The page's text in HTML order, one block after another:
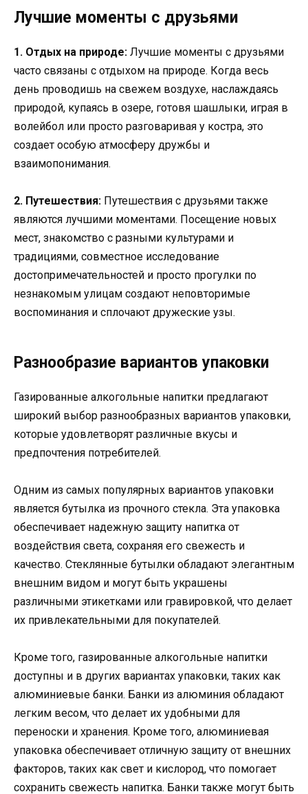
Лучшие моменты с друзьями
1. Отдых на природе: Лучшие моменты с друзьями
часто связаны с отдыхом на природе. Когда весь
день проводишь на свежем воздухе, наслаждаясь
природой, купаясь в озере, готовя шашлыки, играя в
волейбол или просто разговаривая у костра, это
создает особую атмосферу дружбы и
взаимопонимания.
2. Путешествия: Путешествия с друзьями также
являются лучшими моментами. Посещение новых
мест, знакомство с разными культурами и
традициями, совместное исследование
достопримечательностей и просто прогулки по
незнакомым улицам создают неповторимые
воспоминания и сплочают дружеские узы.
Разнообразие вариантов упаковки
Газированные алкогольные напитки предлагают
широкий выбор разнообразных вариантов упаковки,
которые удовлетворят различные вкусы и
предпочтения потребителей.
Одним из самых популярных вариантов упаковки
является бутылка из прочного стекла. Эта упаковка
обеспечивает надежную защиту напитка от
воздействия света, сохраняя его свежесть и
качество. Стеклянные бутылки обладают элегантным
внешним видом и могут быть украшены
различными этикетками или гравировкой, что делает
их привлекательными для покупателей.
Кроме того, газированные алкогольные напитки
доступны и в других вариантах упаковки, таких как
алюминиевые банки. Банки из алюминия обладают
легким весом, что делает их удобными для
переноски и хранения. Кроме того, алюминиевая
упаковка обеспечивает отличную защиту от внешних
факторов, таких как свет и кислород, что помогает
сохранить свежесть напитка. Банки также могут быть